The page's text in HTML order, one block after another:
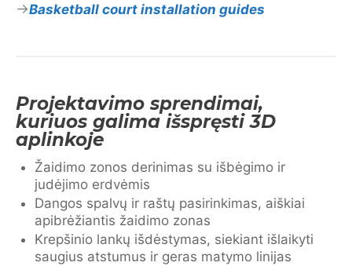
Basketball court installation guides
Projektavimo sprendimai,
kuriuos galima išspręsti 3D
aplinkoje
Žaidimo zonos derinimas su išbėgimo ir
judėjimo erdvėmis
Dangos spalvų ir raštų pasirinkimas, aiškiai
apibrėžiantis žaidimo zonas
Krepšinio lankų išdėstymas, siekiant išlaikyti
saugius atstumus ir geras matymo linijas